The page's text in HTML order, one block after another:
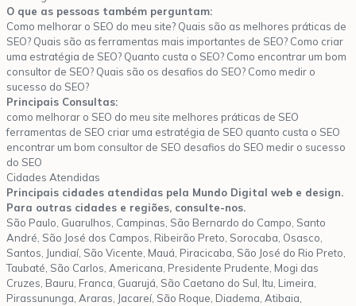
O que as pessoas também perguntam:
Como melhorar o SEO do meu site? Quais são as melhores práticas de
SEO? Quais são as ferramentas mais importantes de SEO? Como criar
uma estratégia de SEO? Quanto custa o SEO? Como encontrar um bom
consultor de SEO? Quais são os desafios do SEO? Como medir o
sucesso do SEO?
Principais Consultas:
como melhorar o SEO do meu site melhores práticas de SEO
ferramentas de SEO criar uma estratégia de SEO quanto custa o SEO
encontrar um bom consultor de SEO desafios do SEO medir o sucesso
do SEO
Cidades Atendidas
Principais cidades atendidas pela Mundo Digital web e design.
Para outras cidades e regiões, consulte-nos.
São Paulo, Guarulhos, Campinas, São Bernardo do Campo, Santo
André, São José dos Campos, Ribeirão Preto, Sorocaba, Osasco,
Santos, Jundiaí, São Vicente, Mauá, Piracicaba, São José do Rio Preto,
Taubaté, São Carlos, Americana, Presidente Prudente, Mogi das
Cruzes, Bauru, Franca, Guarujá, São Caetano do Sul, Itu, Limeira,
Pirassununga, Araras, Jacareí, São Roque, Diadema, Atibaia,